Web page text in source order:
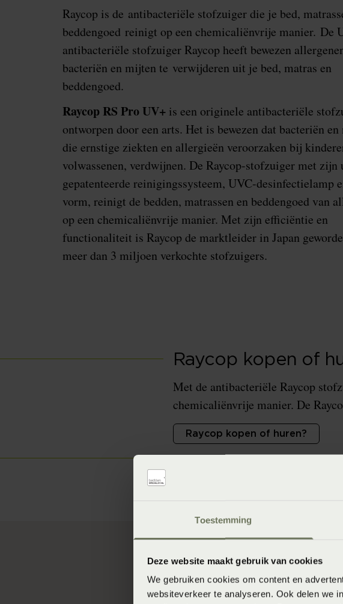
Toestemming
Deze website maakt gebruik van cookies
We gebruiken cookies om content en
websiteverkeer te analyseren. Ook delen we
Raycop is de antibacteriële stofzuiger die je bed,
beddengoed reinigt op een chemicaliënvrije manier. De
antibacteriële stofzuiger Raycop heeft bewezen
bacteriën en mijten te verwijderen uit je bed, matras en
beddengoed.
Raycop RS Pro UV+ is een originele antibacteriële
ontworpen door een arts. Het is bewezen dat bacteriën
die ernstige ziekten en allergieën veroorzaken bij
volwassenen, verdwijnen. De Raycop-stofzuiger met zijn
gepatenteerde reinigingssysteem, UVC-desinfectielamp
vorm, reinigt de bedden, matrassen en beddengoed van
op een chemicaliënvrije manier. Met zijn efficiëntie en
functionaliteit is Raycop de marktleider in Japan
meer dan 3 miljoen verkochte stofzuigers.
Raycop kopen of
Met de antibacteriële Raycop
chemicaliënvrije manier. De
Raycop kopen of huren?
''Huisstofmijten zijn een van de
Symptomen zoals congestie,